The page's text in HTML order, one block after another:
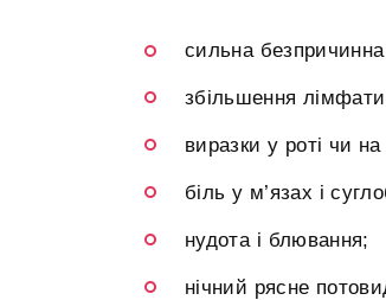
сильна
збільшення
виразки у роті чи
біль у м’язах і
нудота і блювання;
нічний рясне